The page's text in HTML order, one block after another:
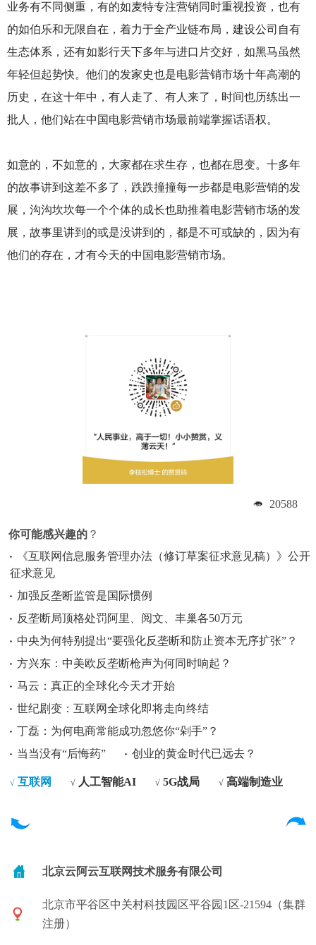
业务有不同侧重，有的如麦特专注营销同时重视投资，也有
的如伯乐和无限自在，着力于全产业链布局，建设公司自有
生态体系，还有如影行天下多年与进口片交好，如黑马虽然
年轻但起势快。他们的发家史也是电影营销市场十年高潮的
历史，在这十年中，有人走了、有人来了，时间也历练出一
批人，他们站在中国电影营销市场最前端掌握话语权。
如意的，不如意的，大家都在求生存，也都在思变。十多年
的故事讲到这差不多了，跌跌撞撞每一步都是电影营销的发
展，沟沟坎坎每一个个体的成长也助推着电影营销市场的发
展，故事里讲到的或是没讲到的，都是不可或缺的，因为有
他们的存在，才有今天的中国电影营销市场。
20588
你可能感兴趣的 ？
《互联网信息服务管理办法（修订草案征求意见稿）》公开
征求意见
加强反垄断监管是国际惯例
反垄断局顶格处罚阿里、阅文、丰巢各50万元
中央为何特别提出“要强化反垄断和防止资本无序扩张”？
方兴东：中美欧反垄断枪声为何同时响起？
马云：真正的全球化今天才开始
世纪剧变：互联网全球化即将走向终结
丁磊：为何电商常能成功忽悠你“剁手”？
当当没有“后悔药”
创业的黄金时代已远去？
√ 互联网 √ 人工智能AI √ 5G战局 √ 高端制造业
北京云阿云互联网技术服务有限公司
北京市平谷区中关村科技园区平谷园1区-21594（集群
注册）